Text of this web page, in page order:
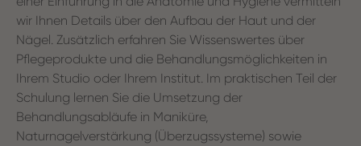
wir Ihnen Details über den Aufbau der Haut und der
Nägel. Zusätzlich erfahren Sie Wissenswertes über
Pflegeprodukte und die Behandlungsmöglichkeiten in
Ihrem Studio oder Ihrem Institut. Im praktischen Teil der
Schulung lernen Sie die Umsetzung der
Behandlungsabläufe in Maniküre,
Naturnagelverstärkung (Überzugssysteme) sowie